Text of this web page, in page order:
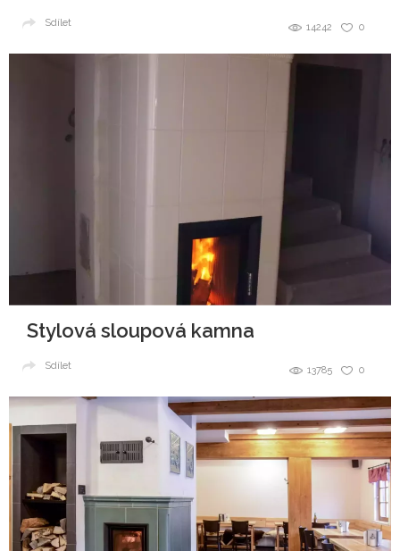
0
14242
Sdílet
Stylová sloupová kamna
0
13785
Sdílet